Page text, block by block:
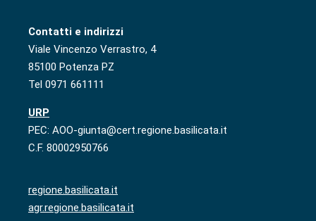
Contatti e indirizzi
Viale Vincenzo Verrastro, 4
85100 Potenza PZ
Tel 0971 661111
URP
PEC: AOO-giunta@cert.regione.basilicata.it
C.F. 80002950766
regione.basilicata.it
agr.regione.basilicata.it